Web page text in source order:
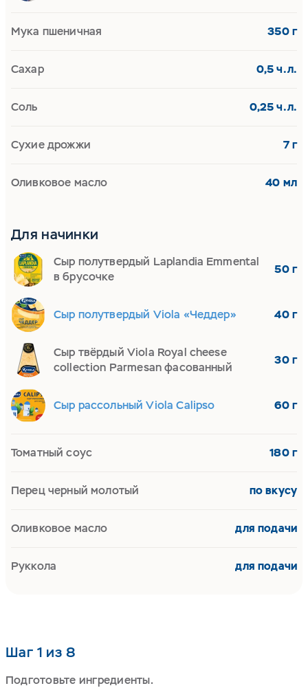
Шаг 1 из 8
Подготовьте ингредиенты.
Мука пшеничная 350 г
Сахар 0,5 ч.л.
Соль 0,25 ч.л.
Сухие дрожжи 7 г
Оливковое масло 40 мл
Для начинки
Сыр полутвердый Laplandia Emmental
в брусочке
50 г
Сыр полутвердый Viola «Чеддер» 40 г
Сыр твёрдый Viola Royal cheese
collection Parmesan фасованный
30 г
Сыр рассольный Viola Calipso 60 г
Томатный соус 180 г
Перец черный молотый по вкусу
Оливковое масло для подачи
Руккола для подачи